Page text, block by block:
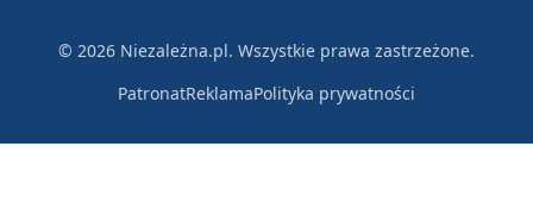
© 2026 Niezależna.pl. Wszystkie prawa zastrzeżone.
PatronatReklamaPolityka prywatności